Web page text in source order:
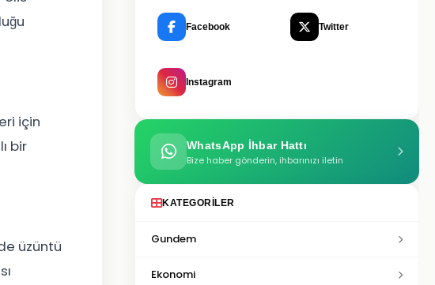
için
bir
üzüntü
Facebook Twitter
Instagram
WhatsApp İhbar Hattı
Bize haber gönderin, ihbarınızı iletin
KATEGORILER
Gundem
Ekonomi